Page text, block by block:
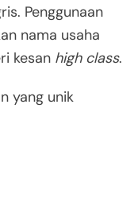
Penggunaan
nama usaha
kesan high class.
yang unik